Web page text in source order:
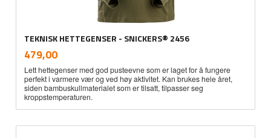
TEKNISK HETTEGENSER - SNICKERS® 2456
Pris
479,00mva.
Lett hettegenser med god pusteevne som er laget for å fungere
perfekt i varmere vær og ved høy aktivitet. Kan brukes hele året,
siden bambuskullmaterialet som er tilsatt, tilpasser seg
kroppstemperaturen.